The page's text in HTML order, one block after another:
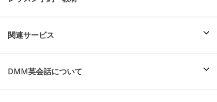
関連サービス
DMM英会話について